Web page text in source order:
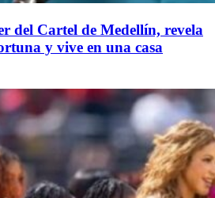
del Cartel de Medellín, revela
y vive en una casa